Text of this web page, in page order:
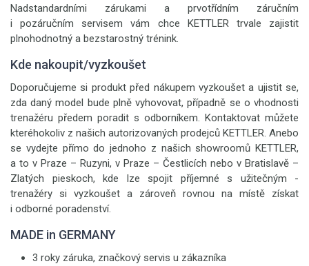
Nadstandardními zárukami a prvotřídním záručním
i pozáručním servisem vám chce KETTLER trvale zajistit
plnohodnotný a bezstarostný trénink.
Kde nakoupit/vyzkoušet
Doporučujeme si produkt před nákupem vyzkoušet a ujistit se,
zda daný model bude plně vyhovovat, případně se o vhodnosti
trenažéru předem poradit s odborníkem. Kontaktovat můžete
kteréhokoliv z našich autorizovaných prodejců KETTLER. Anebo
se vydejte přímo do jednoho z našich showroomů KETTLER,
a to v Praze – Ruzyni, v Praze – Čestlicích nebo v Bratislavě –
Zlatých pieskoch, kde lze spojit příjemné s užitečným -
trenažéry si vyzkoušet a zároveň rovnou na místě získat
i odborné poradenství.
MADE in GERMANY
3 roky záruka, značkový servis u zákazníka